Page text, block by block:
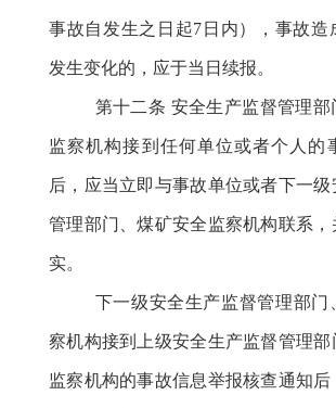
事故自发生之日起7日内），事故造
发生变化的，应于当日续报。
第十二条 安全生产监督管理部
监察机构接到任何单位或者个人的
后，应当立即与事故单位或者下一
管理部门、煤矿安全监察机构联系
实。
下一级安全生产监督管理部门
察机构接到上级安全生产监督管理部
监察机构的事故信息举报核查通知后